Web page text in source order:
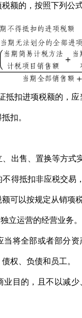
额的，按照下列
扣进项税额的，应
抵扣。
售、置换等方式
得抵扣非应税交
可以按规定从销项
立运营的经营业务
全部或者部分资
权、负债和员工。
的，且不以减少